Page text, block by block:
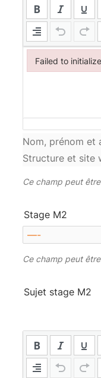
Nom, prénom et
Structure et site
Ce champ peut
Stage M2
Ce champ peut
Sujet stage M2
Failed to
Failed to initialize